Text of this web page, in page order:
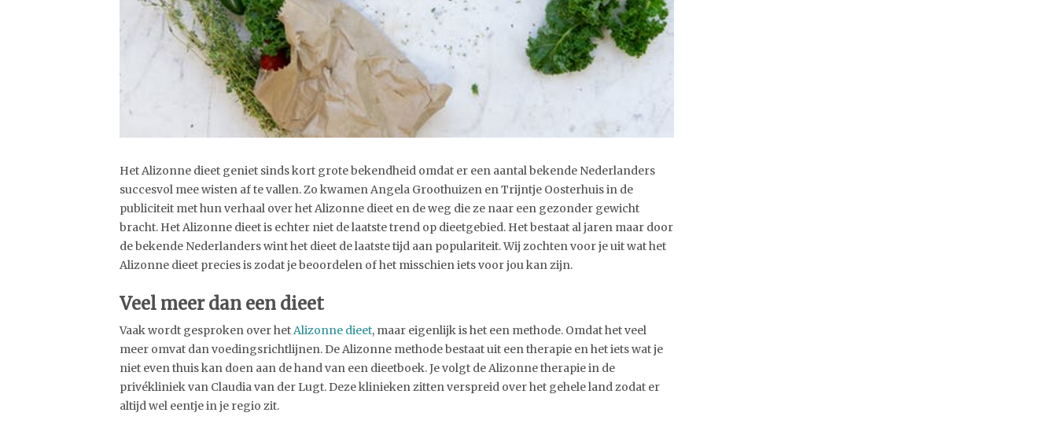
Het Alizonne dieet geniet sinds kort grote bekendheid omdat er een aantal bekende Nederlanders
succesvol mee wisten af te vallen. Zo kwamen Angela Groothuizen en Trijntje Oosterhuis in de
publiciteit met hun verhaal over het Alizonne dieet en de weg die ze naar een gezonder gewicht
bracht. Het Alizonne dieet is echter niet de laatste trend op dieetgebied. Het bestaat al jaren maar door
de bekende Nederlanders wint het dieet de laatste tijd aan populariteit. Wij zochten voor je uit wat het
Alizonne dieet precies is zodat je beoordelen of het misschien iets voor jou kan zijn.
Veel meer dan een dieet
Vaak wordt gesproken over hetAlizonne dieet, maar eigenlijk is het een methode. Omdat het veel
meer omvat dan voedingsrichtlijnen. De Alizonne methode bestaat uit een therapie en het iets wat je
niet even thuis kan doen aan de hand van een dieetboek. Je volgt de Alizonne therapie in de
privékliniek van Claudia van der Lugt. Deze klinieken zitten verspreid over het gehele land zodat er
altijd wel eentje in je regio zit.